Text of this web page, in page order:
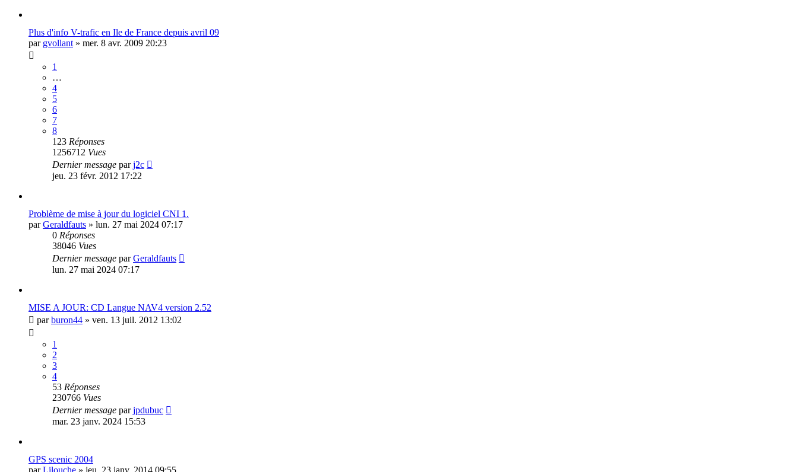
Plus d'info V-trafic en Ile de France depuis avril 09
par gvollant » mer. 8 avr. 2009 20:23
1
…
4
5
6
7
8
123 Réponses
1256712 Vues
Dernier message parj2c
jeu. 23 févr. 2012 17:22
Problème de mise à jour du logiciel CNI 1.
parGeraldfauts » lun. 27 mai 2024 07:17
0 Réponses
38046 Vues
Dernier message parGeraldfauts
lun. 27 mai 2024 07:17
MISE A JOUR: CD Langue NAV4 version 2.52
parburon44 » ven. 13 juil. 2012 13:02
1
2
3
4
53 Réponses
230766 Vues
Dernier message parjpdubuc
mar. 23 janv. 2024 15:53
GPS scenic 2004
parLilouche » jeu. 23 janv. 2014 09:55